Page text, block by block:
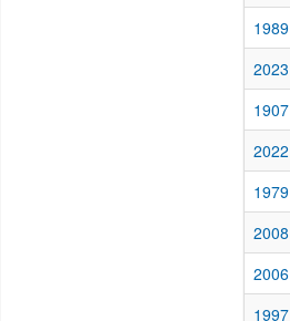
1989
2023
1907
2022
1979
2008
2006
1997